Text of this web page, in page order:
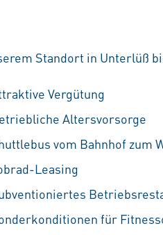
Standort in Unterlüß
Vergütung
Altersvorsorge
vom Bahnhof zum
Leasing
für